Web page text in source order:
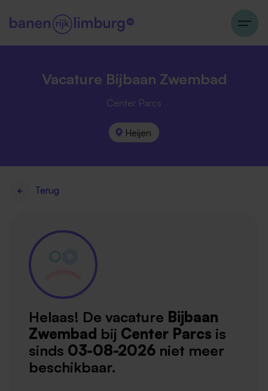
Vacature Bijbaan Zwembad
Center Parcs
Heijen
Terug
Helaas! De vacature Bijbaan
Zwembad bij Center Parcs is
sinds 03-08-2026 niet meer
beschikbaar.